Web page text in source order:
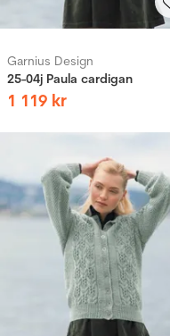
Garnius Design
25-04j Paula cardigan
1 119 kr